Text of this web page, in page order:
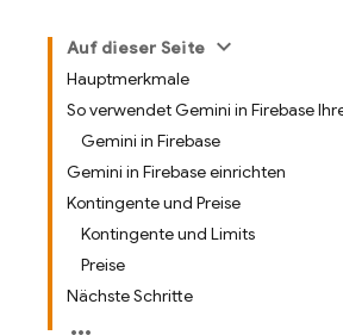
Auf dieser Seite
Hauptmerkmale
So verwendet Gemini in Firebase
Gemini in Firebase
Gemini in Firebase einrichten
Kontingente und Preise
Kontingente und Limits
Preise
Nächste Schritte